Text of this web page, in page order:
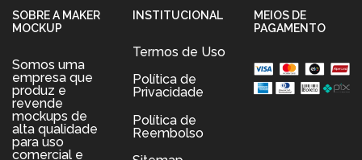
SOBRE A MAKER
MOCKUP
Somos uma
empresa que
produz e
revende
mockups de
alta qualidade
para uso
comercial e
INSTITUCIONAL
Termos de Uso
Política de
Privacidade
Política de
Reembolso
MEIOS DE
PAGAMENTO